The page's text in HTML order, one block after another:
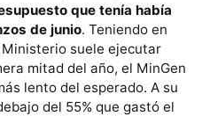
que tenía había
de junio. Teniendo en
suele ejecutar
mitad del año, el MinGen
lento del esperado. A su
del 55% que gastó el